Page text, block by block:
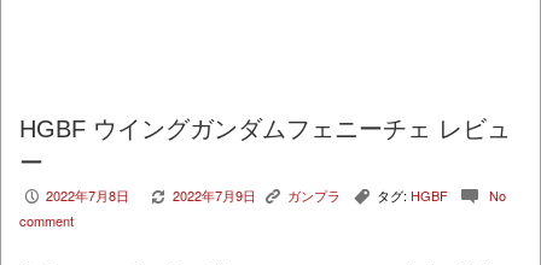
HGBF ウイングガンダムフェニーチェ レビュ
ー
P 2022年7月8日 V 2022年7月9日 K ガンプラ , タグ: HGBF c No
comment